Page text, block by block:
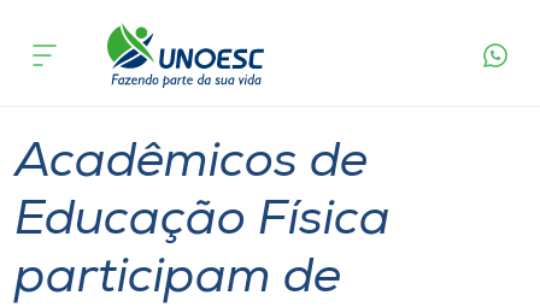
Cursos
Pesquisa
Atendimento ao Estudante
acontece
Acadêmicos de
Educação Física
participam de